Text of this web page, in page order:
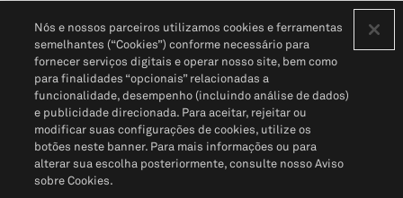
Política de PrivacidadePortal de privacidade do cliente (em inglês)
Não Venda Minhas Informações Pessoais© 2026 S&P Global
Nós e nossos parceiros utilizamos cookies e ferramentas
semelhantes (“Cookies”) conforme necessário para
fornecer serviços digitais e operar nosso site, bem como
para finalidades “opcionais” relacionadas a
funcionalidade, desempenho (incluindo análise de dados)
e publicidade direcionada. Para aceitar, rejeitar ou
modificar suas configurações de cookies, utilize os
botões neste banner. Para mais informações ou para
alterar sua escolha posteriormente, consulte nosso Aviso
sobre Cookies.